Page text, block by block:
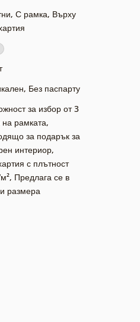
, С рамка, Върху
, Без паспарту
за избор от 3
на рамката,
за подарък за
интериор,
с плътност
, Предлага се в
размера